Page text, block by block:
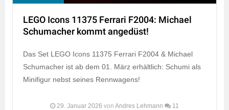
LEGO Icons 11375 Ferrari F2004: Michael
Schumacher kommt angedüst!
Das Set LEGO Icons 11375 Ferrari F2004 & Michael
Schumacher ist ab dem 01. März erhältlich: Schumi als
Minifigur nebst seines Rennwagens!
29. Januar 2026 von Andres Lehmann 11